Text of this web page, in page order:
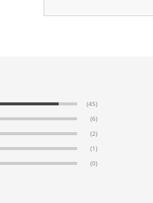
(45)
(6)
(2)
(1)
(0)